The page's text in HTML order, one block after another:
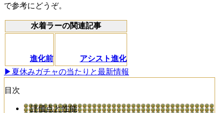
で参考にどうぞ。
水着ラーの関連記事
進化前
アシスト進化
▶夏休みガチャの当たりと最新情報
目次
評価点と性能